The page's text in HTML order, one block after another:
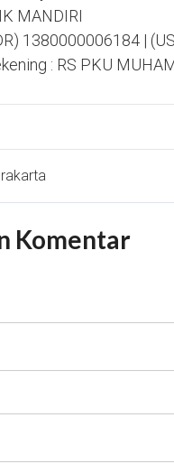
MANDIRI
1380000006184 |
: RS PKU
Komentar